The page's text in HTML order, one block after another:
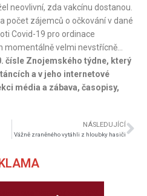
neovlivní, zda vakcínu dostanou.
počet zájemců o očkování v dané
Covid-19 pro ordinace
momentálně velmi nevstřícně…
čísle Znojemského týdne, který
a v jeho internetové
média a zábava, časopisy,
NÁSLEDUJÍCÍ
Vážně zraněného vytáhli z hloubky hasiči